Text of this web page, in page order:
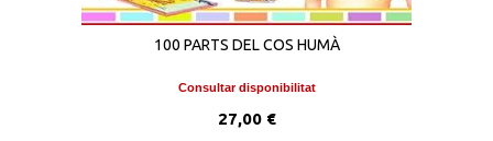
100 PARTS DEL COS HUMÀ
Consultar disponibilitat
27,00 €